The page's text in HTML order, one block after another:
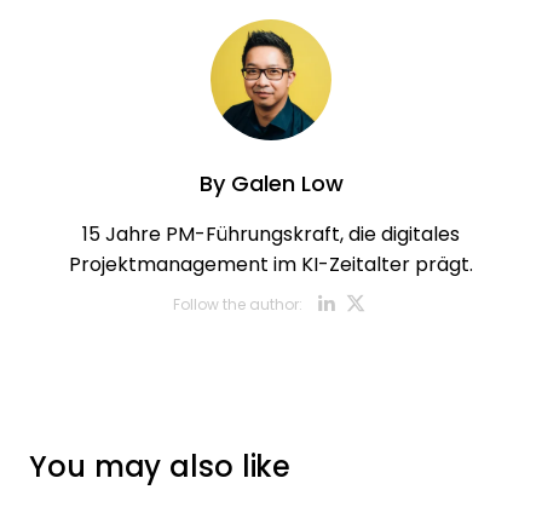
ByGalen Low
15 Jahre PM-Führungskraft, die digitales
Projektmanagement im KI-Zeitalter prägt.
Follow the author: Opens new
You may also like